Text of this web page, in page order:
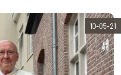
10-05-21